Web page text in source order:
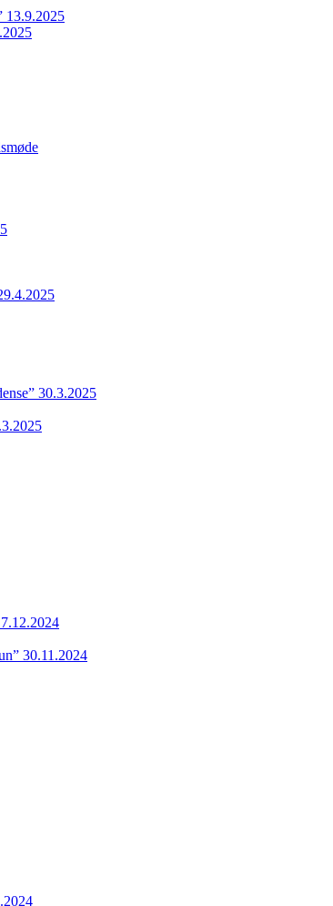
13.9.2025
30.3.2025
30.11.2024